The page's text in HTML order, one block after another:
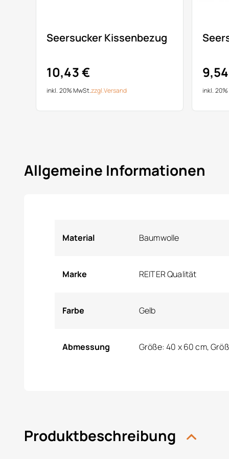
Seersucker Kissenbezug
10,43 €
inkl. 20% MwSt.zzgl.Versand inkl.
Allgemeine Informationen
Material Baumwolle
Marke REITER Qualität
Farbe Gelb
Abmessung Größe: 40 x 60 cm,
Produktbeschreibung